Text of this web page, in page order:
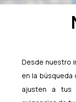
Desde nuestro
en la
ajusten a tus